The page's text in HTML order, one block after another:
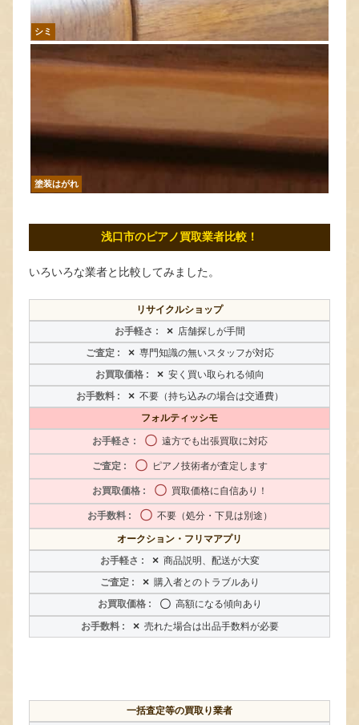
シミ
塗装はがれ
浅口市のピアノ買取業者比較！
いろいろな業者と比較してみました。
リサイクルショップ
× 店舗探しが手間
× 専門知識の無いスタッフが対応
× 安く買い取られる傾向
× 不要（持ち込みの場合は交通費）
フォルティッシモ
〇 遠方でも出張買取に対応
〇 ピアノ技術者が査定します
〇 買取価格に自信あり！
〇 不要（処分・下見は別途）
オークション・フリマアプリ
× 商品説明、配送が大変
× 購入者とのトラブルあり
〇 高額になる傾向あり
× 売れた場合は出品手数料が必要
一括査定等の買取り業者